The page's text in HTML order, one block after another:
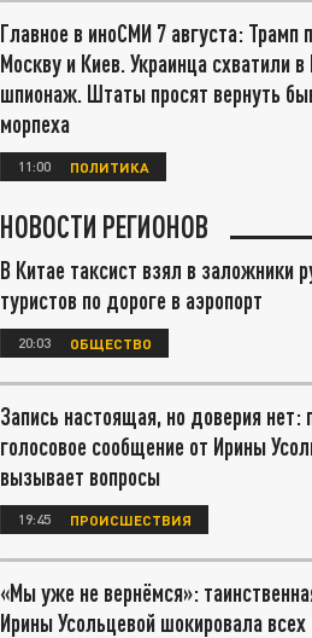
Главное в иноСМИ 7 августа: Трамп
Москву и Киев. Украинца схватили
шпионаж. Штаты просят вернуть
морпеха
11:00 ПОЛИТИКА
НОВОСТИ РЕГИОНОВ
В Китае таксист взял в заложники
туристов по дороге в аэропорт
20:03 ОБЩЕСТВО
Запись настоящая, но доверия нет:
голосовое сообщение от Ирины
вызывает вопросы
19:45 ПРОИСШЕСТВИЯ
«Мы уже не вернёмся»:
Ирины Усольцевой шокировала всех